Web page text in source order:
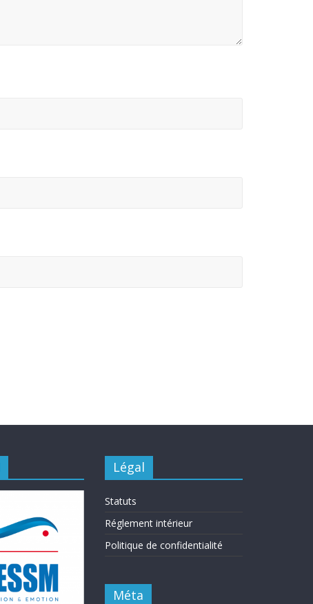
Légal
Statuts
Réglement intérieur
Politique de confidentialité
Méta